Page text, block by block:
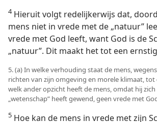
4Hieruit volgt redelijkerwijs dat,
mens niet in vrede met de „natuur”
vrede met God leeft, want God is de
„natuur”. Dit maakt het tot een
5. (a) In welke verhouding staat de mens,
richten van zijn omgeving en morele klimaat, tot
welk ander opzicht heeft de mens, omdat hij
„wetenschap” heeft gewend, geen vrede met
5 Hoe kan de mens in vrede met zijn